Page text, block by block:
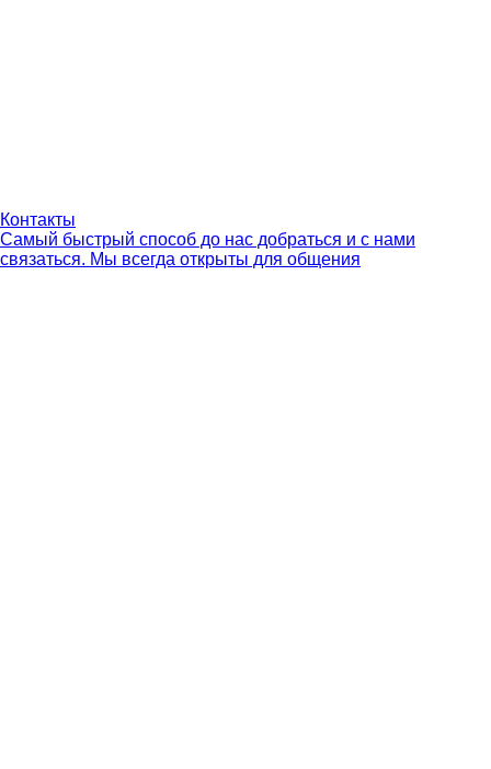
Контакты
Самый быстрый способ до нас добраться и с нами
связаться. Мы всегда открыты для общения